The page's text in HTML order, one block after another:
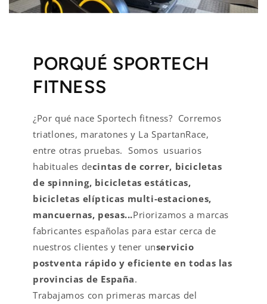
PORQUÉ SPORTECH
FITNESS
¿Por qué nace Sportech fitness? Corremos
triatlones, maratones y La SpartanRace,
entre otras pruebas. Somos usuarios
habituales decintas de correr, bicicletas
de spinning, bicicletas estáticas,
bicicletas elípticas multi-estaciones,
mancuernas, pesas...Priorizamos a marcas
fabricantes españolas para estar cerca de
nuestros clientes y tener unservicio
postventa rápido y eficiente en todas las
provincias de España.
Trabajamos con primeras marcas del